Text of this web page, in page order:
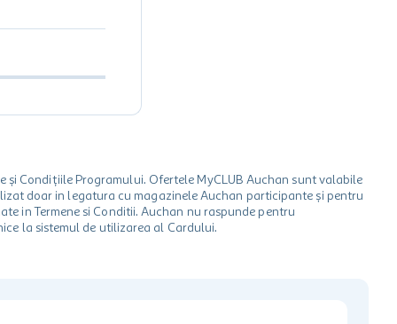
și Condițiile Programului. Ofertele MyCLUB Auchan sunt valabile
doar in legatura cu magazinele Auchan participante și pentru
in Termene si Conditii. Auchan nu raspunde pentru
la sistemul de utilizarea al Cardului.